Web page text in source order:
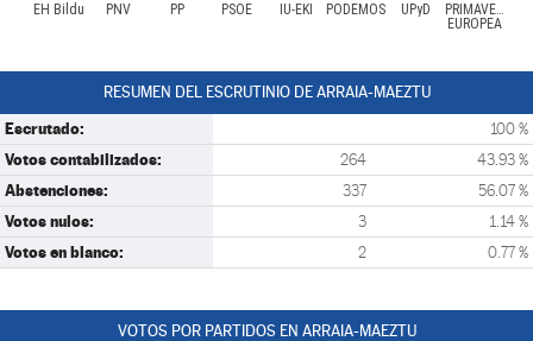
EH Bildu PNV PP PSOE IU-EKI PODEMOS UPyD
PRIMAVERA
EUROPEA
RESUMEN DEL ESCRUTINIO DE ARRAIA-MAEZTU
Escrutado: 100 %
Votos contabilizados: 264 43.93 %
Abstenciones: 337 56.07 %
Votos nulos: 3 1.14 %
Votos en blanco: 2 0.77 %
VOTOS POR PARTIDOS EN ARRAIA-MAEZTU